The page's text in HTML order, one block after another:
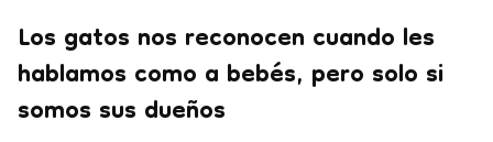
Los gatos nos reconocen cuando les
hablamos como a bebés, pero solo si
somos sus dueños